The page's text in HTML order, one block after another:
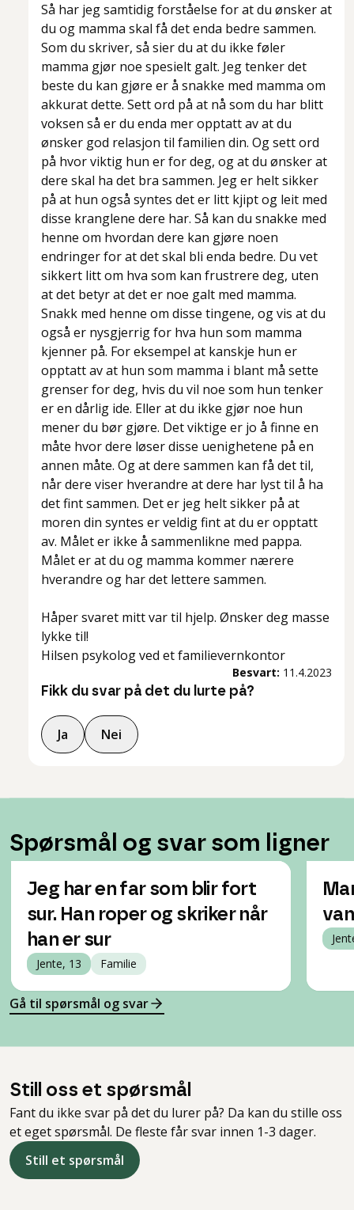
Så har jeg samtidig forståelse for at du ønsker at
du og mamma skal få det enda bedre sammen.
Som du skriver, så sier du at du ikke føler
mamma gjør noe spesielt galt. Jeg tenker det
beste du kan gjøre er å snakke med mamma om
akkurat dette. Sett ord på at nå som du har blitt
voksen så er du enda mer opptatt av at du
ønsker god relasjon til familien din. Og sett ord
på hvor viktig hun er for deg, og at du ønsker at
dere skal ha det bra sammen. Jeg er helt sikker
på at hun også syntes det er litt kjipt og leit med
disse kranglene dere har. Så kan du snakke med
henne om hvordan dere kan gjøre noen
endringer for at det skal bli enda bedre. Du vet
sikkert litt om hva som kan frustrere deg, uten
at det betyr at det er noe galt med mamma.
Snakk med henne om disse tingene, og vis at du
også er nysgjerrig for hva hun som mamma
kjenner på. For eksempel at kanskje hun er
opptatt av at hun som mamma i blant må sette
grenser for deg, hvis du vil noe som hun tenker
er en dårlig ide. Eller at du ikke gjør noe hun
mener du bør gjøre. Det viktige er jo å finne en
måte hvor dere løser disse uenighetene på en
annen måte. Og at dere sammen kan få det til,
når dere viser hverandre at dere har lyst til å ha
det fint sammen. Det er jeg helt sikker på at
moren din syntes er veldig fint at du er opptatt
av. Målet er ikke å sammenlikne med pappa.
Målet er at du og mamma kommer nærere
hverandre og har det lettere sammen.
Håper svaret mitt var til hjelp. Ønsker deg masse
lykke til!
Hilsen psykolog ved et familievernkontor
Besvart: 11.4.2023
Fikk du svar på det du lurte på?
Ja Nei
Spørsmål og svar som ligner
Jeg har en far som blir fort
sur. Han roper og skriker når
han er sur
Jente, 13 Familie
Gå til spørsmål og svar
Still oss et spørsmål
Fant du ikke svar på det du lurer på? Da kan du stille oss
et eget spørsmål. De fleste får svar innen 1-3 dager.
Still et spørsmål